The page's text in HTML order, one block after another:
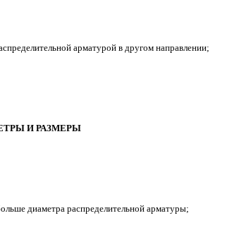
арматурой в другом направлении;
И РАЗМЕРЫ
диаметра распределительной арматуры;